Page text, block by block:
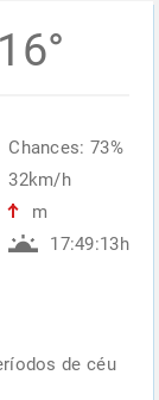
16°
Chances: 73%
32km/h
m
17:49:13h
de céu